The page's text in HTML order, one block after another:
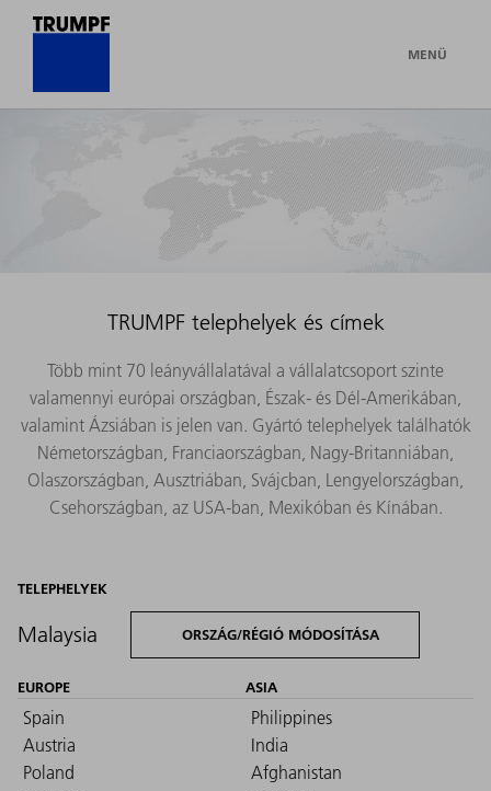
MENÜ
TRUMPF telephelyek és címek
Több mint 70 leányvállalatával a vállalatcsoport szinte
valamennyi európai országban, Észak- és Dél-Amerikában,
valamint Ázsiában is jelen van. Gyártó telephelyek találhatók
Németországban, Franciaországban, Nagy-Britanniában,
Olaszországban, Ausztriában, Svájcban, Lengyelországban,
Csehországban, az USA‑ban, Mexikóban és Kínában.
TELEPHELYEK
Malaysia ORSZÁG/RÉGIÓ MÓDOSÍTÁSA
EUROPE
Spain
Austria
Poland
ASIA
Philippines
India
Afghanistan